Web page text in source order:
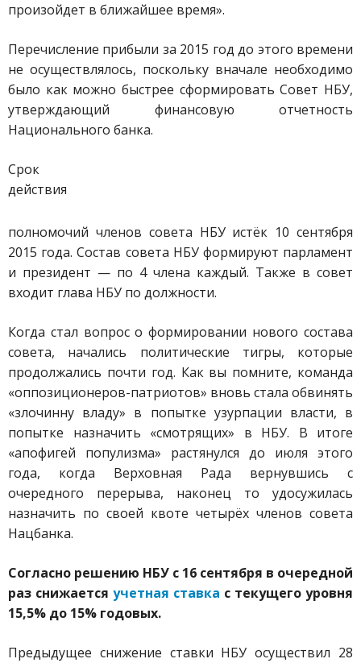
произойдет в ближайшее время».
Перечисление прибыли за 2015 год до этого времени
не осуществлялось, поскольку вначале необходимо
было как можно быстрее сформировать Совет НБУ,
утверждающий финансовую отчетность
Национального банка.
Срок
действия
полномочий членов совета НБУ истёк 10 сентября
2015 года.Состав совета НБУ формируют парламент
и президент — по 4 члена каждый. Также в совет
входит глава НБУ по должности.
Когда стал вопрос о формировании нового состава
совета, начались политические тигры, которые
продолжались почти год. Как вы помните, команда
«оппозиционеров-патриотов» вновь стала обвинять
«злочинну владу» в попытке узурпации власти, в
попытке назначить «смотрящих» в НБУ. В итоге
«апофигей популизма» растянулся до июля этого
года, когда Верховная Рада вернувшись с
очередного перерыва, наконец то удосужилась
назначить по своей квоте четырёх членов совета
Нацбанка.
Согласно решению НБУ с 16 сентября в очередной
раз снижается учетная ставка с текущего уровня
15,5% до 15% годовых.
Предыдущее снижение ставки НБУ осуществил 28